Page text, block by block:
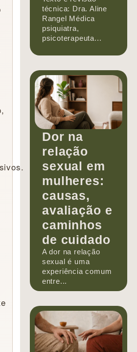
técnica: Dra. Aline
Rangel Médica
psiquiatra,
psicoterapeuta...
Dor na
relação
sexual em
mulheres:
causas,
avaliação e
caminhos
de cuidado
A dor na relação
sexual é uma
experiência comum
entre...